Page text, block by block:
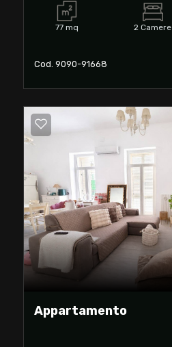
77 mq 2 Camere
Cod. 9090-91668
Appartamento
multiscelta
Posto auto/Box
Balcone/Terrazzo
Ascensore
Arredato
Nuova costruzione